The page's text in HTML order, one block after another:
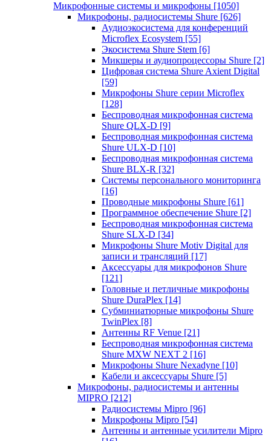
Микрофонные системы и микрофоны [1050]
Микрофоны, радиосистемы Shure [626]
Аудиоэкосистема для конференций
Microflex Ecosystem [55]
Экосистема Shure Stem [6]
Микшеры и аудиопроцессоры Shure [2]
Цифровая система Shure Axient Digital
[59]
Микрофоны Shure серии Microflex
[128]
Беспроводная микрофонная система
Shure QLX-D [9]
Беспроводная микрофонная система
Shure ULX-D [10]
Беспроводная микрофонная система
Shure BLX-R [32]
Системы персонального мониторинга
[16]
Проводные микрофоны Shure [61]
Программное обеспечение Shure [2]
Беспроводная микрофонная система
Shure SLX-D [34]
Микрофоны Shure Motiv Digital для
записи и трансляций [17]
Аксессуары для микрофонов Shure
[121]
Головные и петличные микрофоны
Shure DuraPlex [14]
Субминиатюрные микрофоны Shure
TwinPlex [8]
Антенны RF Venue [21]
Беспроводная микрофонная система
Shure MXW NEXT 2 [16]
Микрофоны Shure Nexadyne [10]
Кабели и аксессуары Shure [5]
Микрофоны, радиосистемы и антенны
MIPRO [212]
Радиосистемы Mipro [96]
Микрофоны Mipro [54]
Антенны и антенные усилители Mipro